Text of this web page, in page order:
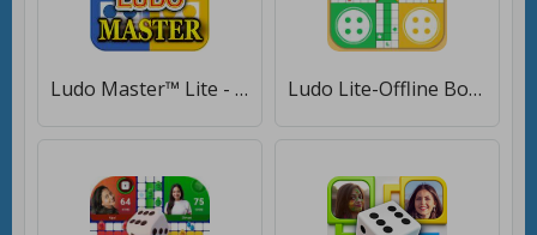
Ludo Master™ Lite - Dice Game [Бесплатные покупки] Ludo Lite-Offline Board Game [Мод меню]